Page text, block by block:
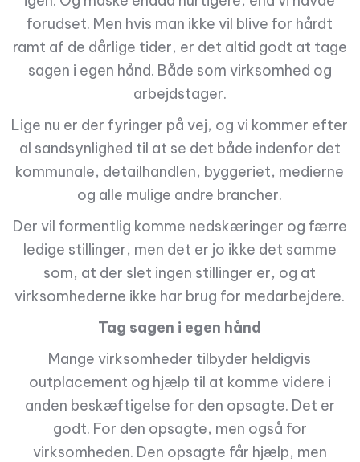
forudset. Men hvis man ikke vil blive for hårdt
ramt af de dårlige tider, er det altid godt at tage
sagen i egen hånd. Både som virksomhed og
arbejdstager.
Lige nu er der fyringer på vej, og vi kommer efter
al sandsynlighed til at se det både indenfor det
kommunale, detailhandlen, byggeriet, medierne
og alle mulige andre brancher.
Der vil formentlig komme nedskæringer og færre
ledige stillinger, men det er jo ikke det samme
som, at der slet ingen stillinger er, og at
virksomhederne ikke har brug for medarbejdere.
Tag sagen i egen hånd
Mange virksomheder tilbyder heldigvis
outplacement og hjælp til at komme videre i
anden beskæftigelse for den opsagte. Det er
godt. For den opsagte, men også for
virksomheden. Den opsagte får hjælp, men